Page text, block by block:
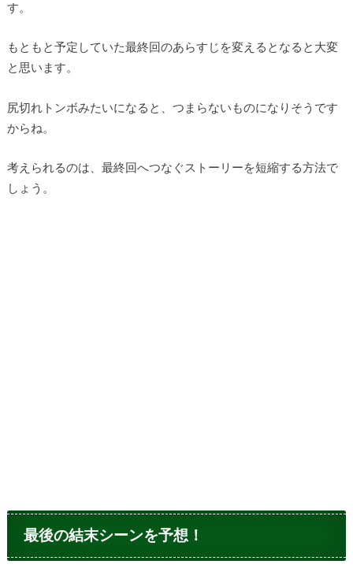
す。
もともと予定していた最終回のあらすじを変えるとなると大変
と思います。
尻切れトンボみたいになると、つまらないものになりそうです
からね。
考えられるのは、最終回へつなぐストーリーを短縮する方法で
しょう。
最後の結末シーンを予想！